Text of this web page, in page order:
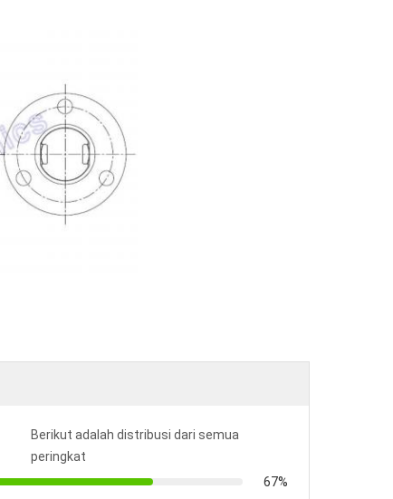
Berikut adalah distribusi dari semua
peringkat
67%